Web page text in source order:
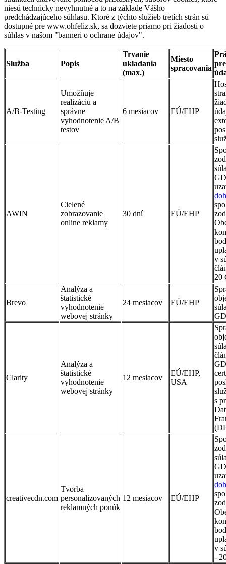
niesú technicky nevyhnutné a to na základe Vášho
predchádzajúceho súhlasu. Ktoré z týchto služieb tretích strán sú
dostupné pre www.ohfeliz.sk, sa dozviete priamo pri žiadosti o
súhlas v našom "banneri o ochrane údajov".
Služba Popis
Trvanie
ukladania
(max.)
Miesto
spracovania
A/B-Testing
Umožňuje
realizáciu a
správne
vyhodnotenie A/B
testov
6 mesiacov EÚ/EHP
AWIN
Cielené
zobrazovanie
online reklamy
30 dní EÚ/EHP
v
20
Brevo
Analýza a
štatistické
vyhodnotenie
webovej stránky
24 mesiacov EÚ/EHP
Clarity
Analýza a
štatistické
vyhodnotenie
webovej stránky
12 mesiacov
EÚ/EHP,
USA
s
creativecdn.com
Tvorba
personalizovaných
reklamných ponúk
12 mesiacov EÚ/EHP
v
-